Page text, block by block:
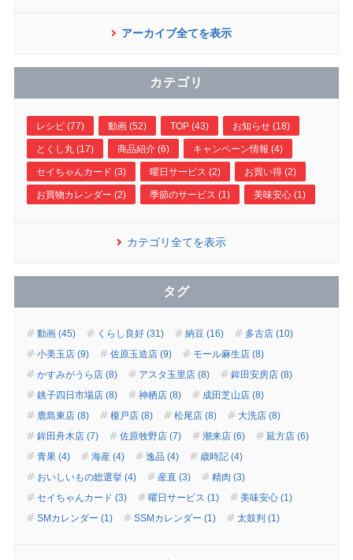
アーカイブ全てを表示
カテゴリ
レシピ (77) 動画 (52) TOP (43) お知らせ (18)
とくし丸 (17) 商品紹介 (6) キャンペーン情報 (4)
セイちゃんカード (3) 曜日サービス (2) お買い得 (2)
お買物カレンダー (2) 季節のサービス (1) 美味安心 (1)
カテゴリ全てを表示
タグ
動画 (45) くらし良好 (31) 納豆 (16)
多古店 (10)
小美玉店 (9)
佐原玉造店 (9)
モール麻生店 (8)
かすみがうら店 (8)
アスタ玉里店 (8)
鉾田安房店 (8)
銚子四日市場店 (8)
神栖店 (8)
成田芝山店 (8)
鹿島東店 (8)
榎戸店 (8) 松尾店 (8)
大洗店 (8)
鉾田舟木店 (7)
佐原牧野店 (7) 潮来店 (6)
延方店 (6)
青果 (4)
海産 (4) 逸品 (4)
歳時記 (4)
おいしいもの総選挙 (4)
産直 (3)
精肉 (3)
セイちゃんカード (3)
曜日サービス (1)
美味安心 (1)
SMカレンダー (1)
SSMカレンダー (1) 太鼓判 (1)